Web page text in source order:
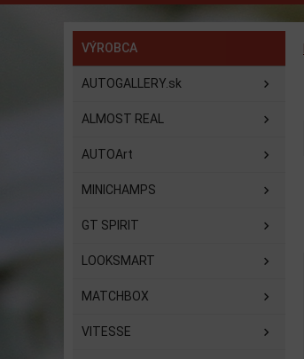
VÝROBCA
AUTOGALLERY.sk
ALMOST REAL
AUTOArt
MINICHAMPS
GT SPIRIT
LOOKSMART
MATCHBOX
VITESSE